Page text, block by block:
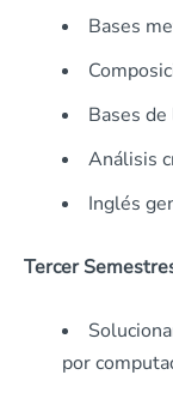
Bases
Bases
Análisis
Inglés
Tercer
por